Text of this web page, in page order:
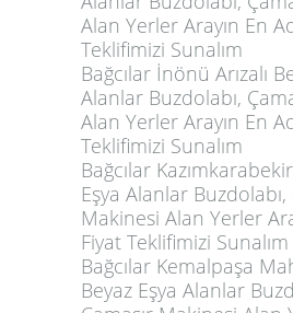
Alan Yerler Arayın En
Teklifimizi Sunalım
Bağcılar İnönü Arızalı
Alanlar Buzdolabı,
Alan Yerler Arayın En
Teklifimizi Sunalım
Bağcılar
Eşya Alanlar Buzdolabı,
Makinesi Alan Yerler
Fiyat Teklifimizi Sunalım
Bağcılar Kemalpaşa
Beyaz Eşya Alanlar